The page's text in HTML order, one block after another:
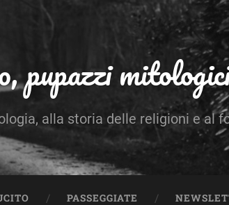
pupazzi
alla storia delle religioni e al
PASSEGGIATE